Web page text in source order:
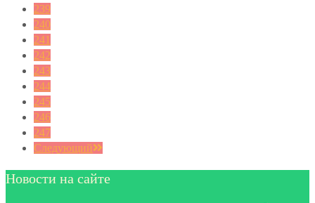
239
240
241
242
243
244
245
246
247
Следующий
Новости на сайте